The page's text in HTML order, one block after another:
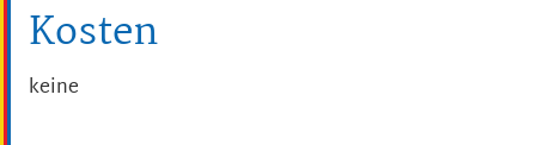
Kosten
keine